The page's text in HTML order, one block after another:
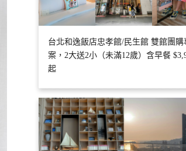
台北和逸飯店忠孝館/民生館 雙館團購
案，2大送2小（未滿12歲）含早餐
起